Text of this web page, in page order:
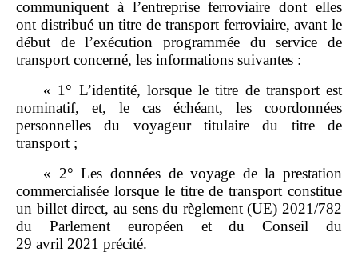
communiquent à l’entreprise ferroviaire dont elles
ont distribué un titre de transport ferroviaire, avant le
début de l’exécution programmée du service de
transport concerné, les informations suivantes :
« 1° L’identité, lorsque le titre de transport est
nominatif, et, le cas échéant, les coordonnées
personnelles du voyageur titulaire du titre de
transport ;
« 2° Les données de voyage de la prestation
commercialisée lorsque le titre de transport constitue
un billet direct, au sens du règlement (UE) 2021/782
du Parlement européen et du Conseil du
29 avril 2021 précité.